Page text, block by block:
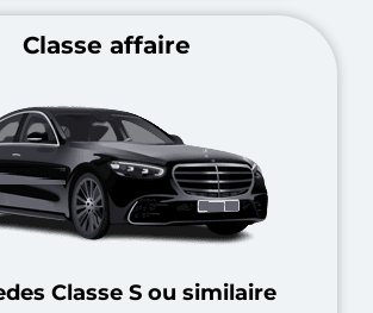
Classe affaire
Classe S ou similaire